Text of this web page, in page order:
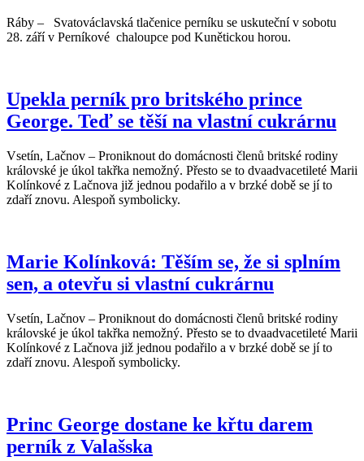
Ráby – Svatováclavská tlačenice perníku se uskuteční v sobotu
28. září v Perníkové chaloupce pod Kunětickou horou.
Upekla perník pro britského prince
George. Teď se těší na vlastní cukrárnu
Vsetín, Lačnov – Proniknout do domácnosti členů britské rodiny
královské je úkol takřka nemožný. Přesto se to dvaadvacetileté Marii
Kolínkové z Lačnova již jednou podařilo a v brzké době se jí to
zdaří znovu. Alespoň symbolicky.
Marie Kolínková: Těším se, že si splním
sen, a otevřu si vlastní cukrárnu
Vsetín, Lačnov – Proniknout do domácnosti členů britské rodiny
královské je úkol takřka nemožný. Přesto se to dvaadvacetileté Marii
Kolínkové z Lačnova již jednou podařilo a v brzké době se jí to
zdaří znovu. Alespoň symbolicky.
Princ George dostane ke křtu darem
perník z Valašska